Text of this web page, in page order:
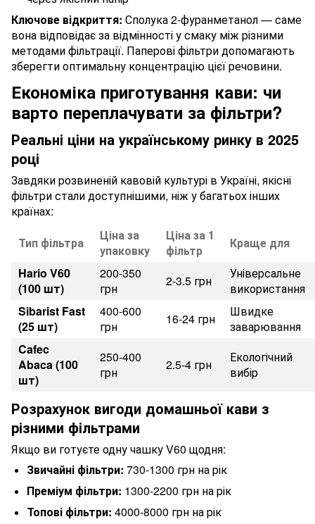
Ключове відкриття: Сполука 2-фуранметанол — саме
вона відповідає за відмінності у смаку між різними
методами фільтрації. Паперові фільтри допомагають
зберегти оптимальну концентрацію цієї речовини.
Економіка приготування кави: чи
варто переплачувати за фільтри?
Реальні ціни на українському ринку в 2025
році
Завдяки розвиненій кавовій культурі в Україні, якісні
фільтри стали доступнішими, ніж у багатьох інших
країнах:
Тип фільтра
Ціна за
упаковку
Ціна за 1
фільтр
Краще для
Hario V60
(100 шт)
200-350
грн
2-3.5 грн
Універсальне
використання
Sibarist Fast
(25 шт)
400-600
грн
16-24 грн
Швидке
заварювання
Cafec
Abaca (100
шт)
250-400
грн
2.5-4 грн
Екологічний
вибір
Розрахунок вигоди домашньої кави з
різними фільтрами
Якщо ви готуєте одну чашку V60 щодня:
Звичайні фільтри: 730-1300 грн на рік
Преміум фільтри: 1300-2200 грн на рік
Топові фільтри: 4000-8000 грн на рік